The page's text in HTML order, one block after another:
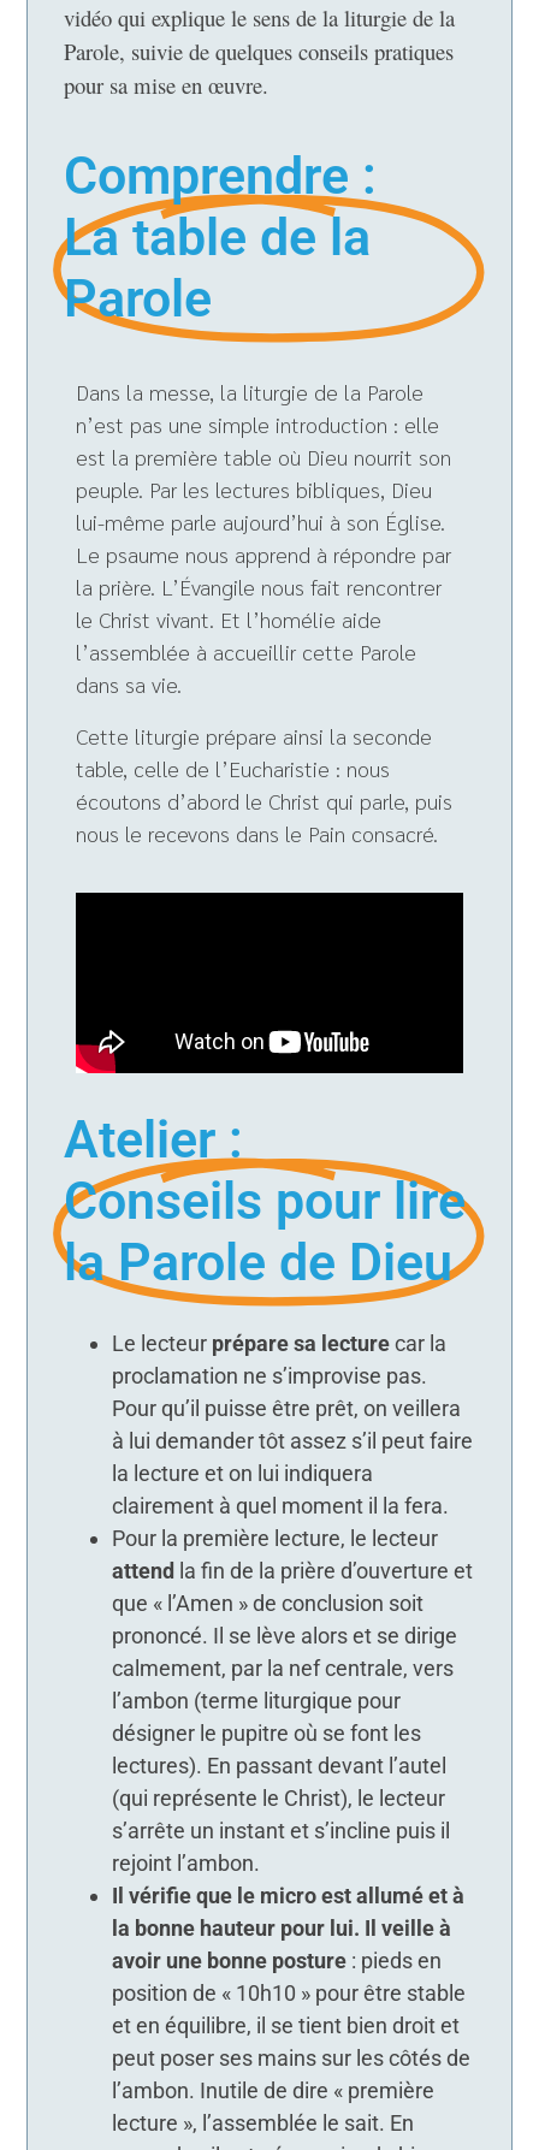
vidéo qui explique le sens de la liturgie de la
Parole, suivie de quelques conseils pratiques
pour sa mise en œuvre.
Comprendre :
La table de la
Parole
Dans la messe, la liturgie de la Parole
n’est pas une simple introduction : elle
est la première table où Dieu nourrit son
peuple. Par les lectures bibliques, Dieu
lui-même parle aujourd’hui à son Église.
Le psaume nous apprend à répondre par
la prière. L’Évangile nous fait rencontrer
le Christ vivant. Et l’homélie aide
l’assemblée à accueillir cette Parole
dans sa vie.
Cette liturgie prépare ainsi la seconde
table, celle de l’Eucharistie : nous
écoutons d’abord le Christ qui parle, puis
nous le recevons dans le Pain consacré.
Atelier :
Conseils pour lire
la Parole de Dieu
Le lecteur prépare sa lecturecar la
proclamation ne s’improvise pas.
Pour qu’il puisse être prêt, on veillera
à lui demander tôt assez s’il peut faire
la lecture et on lui indiquera
clairement à quel moment il la fera.
Pour la première lecture, le lecteur
attend la fin de la prière d’ouverture et
que « l’Amen » de conclusion soit
prononcé. Il se lève alors et se dirige
calmement, par la nef centrale, vers
l’ambon (terme liturgique pour
désigner le pupitre où se font les
lectures). En passant devant l’autel
(qui représente le Christ), le lecteur
s’arrête un instant et s’incline puis il
rejoint l’ambon.
Il vérifie que le micro est allumé et à
la bonne hauteur pour lui. Il veille à
avoir une bonne posture : pieds en
position de « 10h10 » pour être stable
et en équilibre, il se tient bien droit et
peut poser ses mains sur les côtés de
l’ambon. Inutile de dire « première
lecture », l’assemblée le sait. En